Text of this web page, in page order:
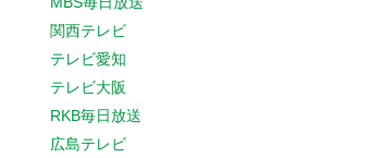
関西テレビ
テレビ愛知
テレビ大阪
RKB毎日放送
広島テレビ